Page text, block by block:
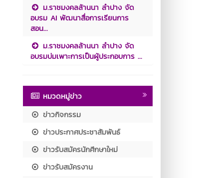
ม.ราชมงคลล้านนา ลำปาง จัด
อบรม AI พัฒนาสื่อการเรียนการ
สอน...
ม.ราชมงคลล้านนา ลำปาง จัด
อบรมบ่มเพาะการเป็นผู้ประกอบการ ...
หมวดหมู่ข่าว
ข่าวกิจกรรม
ข่าวประกาศประชาสัมพันธ์
ข่าวรับสมัครนักศึกษาใหม่
ข่าวรับสมัครงาน